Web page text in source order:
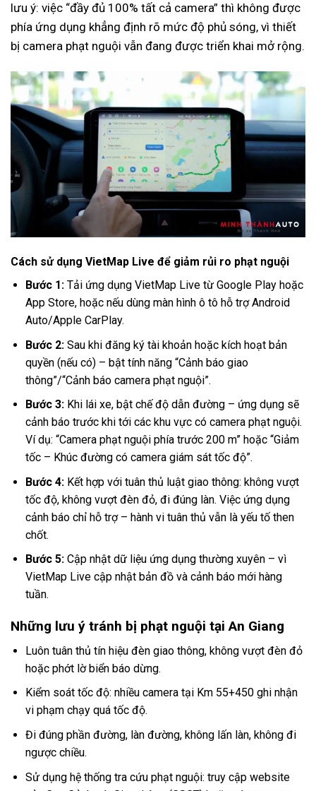
lưu ý: việc “đầy đủ 100% tất cả camera” thì không được
phía ứng dụng khẳng định rõ mức độ phủ sóng, vì thiết
bị camera phạt nguội vẫn đang được triển khai mở rộng.
Cách sử dụng VietMap Live để giảm rủi ro phạt nguội
Bước 1:Tải ứng dụng VietMap Live từ Google Play hoặc
App Store, hoặc nếu dùng màn hình ô tô hỗ trợ Android
Auto/Apple CarPlay.
Bước 2:Sau khi đăng ký tài khoản hoặc kích hoạt bản
quyền (nếu có) – bật tính năng “Cảnh báo giao
thông”/“Cảnh báo camera phạt nguội”.
Bước 3:Khi lái xe, bật chế độ dẫn đường – ứng dụng sẽ
cảnh báo trước khi tới các khu vực có camera phạt nguội.
Ví dụ: “Camera phạt nguội phía trước 200 m” hoặc “Giảm
tốc – Khúc đường có camera giám sát tốc độ”.
Bước 4:Kết hợp với tuân thủ luật giao thông: không vượt
tốc độ, không vượt đèn đỏ, đi đúng làn. Việc ứng dụng
cảnh báo chỉ hỗ trợ – hành vi tuân thủ vẫn là yếu tố then
chốt.
Bước 5:Cập nhật dữ liệu ứng dụng thường xuyên – vì
VietMap Live cập nhật bản đồ và cảnh báo mới hàng
tuần.
Những lưu ý tránh bị phạt nguội tại An Giang
Luôn tuân thủ tín hiệu đèn giao thông, không vượt đèn đỏ
hoặc phớt lờ biển báo dừng.
Kiểm soát tốc độ: nhiều camera tại Km 55+450 ghi nhận
vi phạm chạy quá tốc độ.
Đi đúng phần đường, làn đường, không lấn làn, không đi
ngược chiều.
Sử dụng hệ thống tra cứu phạt nguội: truy cập website